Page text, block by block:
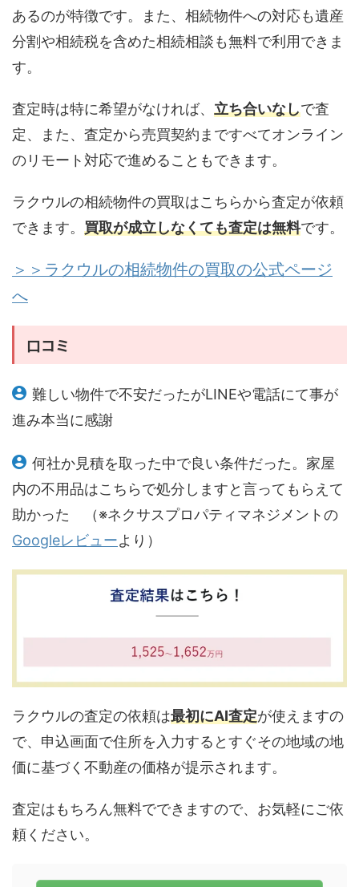
あるのが特徴です。また、相続物件への対応も遺産
分割や相続税を含めた相続相談も無料で利用できま
す。
査定時は特に希望がなければ、 立ち合いなしで査
定、また、査定から売買契約まですべてオンライン
のリモート対応で進めることもできます。
ラクウルの相続物件の買取はこちらから査定が依頼
できます。 買取が成立しなくても査定は無料です。
＞＞ラクウルの相続物件の買取の公式ページ
へ
口コミ
難しい物件で不安だったがLINEや電話にて事が
進み本当に感謝
何社か見積を取った中で良い条件だった。家屋
内の不用品はこちらで処分しますと言ってもらえて
助かった （※ネクサスプロパティマネジメントの
Googleレビューより）
ラクウルの査定の依頼は最初にAI査定が使えますの
で、申込画面で住所を入力するとすぐその地域の地
価に基づく不動産の価格が提示されます。
査定はもちろん無料でできますので、お気軽にご依
頼ください。